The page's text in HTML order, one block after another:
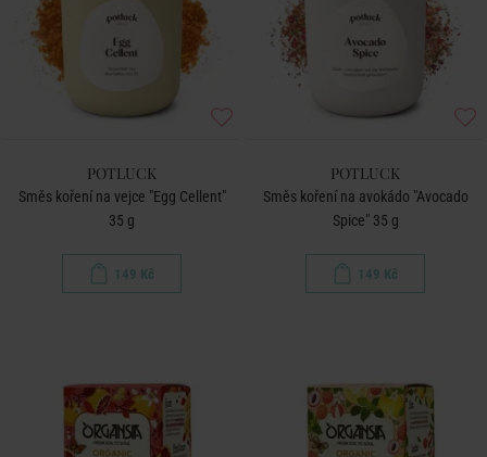
POTLUCK
Směs koření na vejce "Egg Cellent"
35 g
149 Kč
POTLUCK
Směs koření na avokádo "Avocado
Spice" 35 g
149 Kč